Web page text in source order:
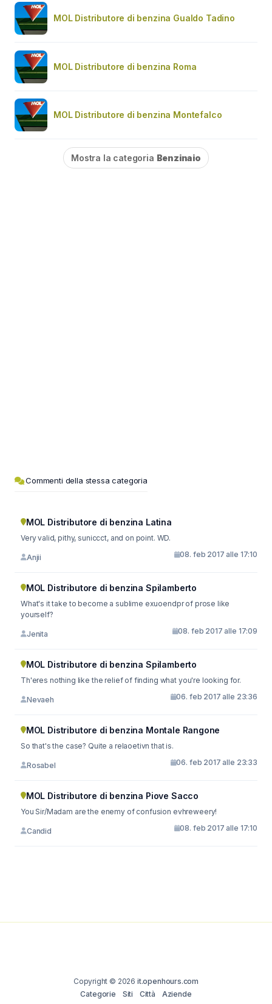
MOL Distributore di benzina Gualdo Tadino
MOL Distributore di benzina Roma
MOL Distributore di benzina Montefalco
Mostra la categoria Benzinaio
Commenti della stessa categoria
MOL Distributore di benzina Latina
Very valid, pithy, suniccct, and on point. WD.
Anjii 08. feb 2017 alle 17:10
MOL Distributore di benzina Spilamberto
What's it take to become a sublime exuoendpr of prose like
yourself?
Jenita 08. feb 2017 alle 17:09
MOL Distributore di benzina Spilamberto
Th'eres nothing like the relief of finding what you're looking for.
Nevaeh 06. feb 2017 alle 23:36
MOL Distributore di benzina Montale Rangone
So that's the case? Quite a relaoetivn that is.
Rosabel 06. feb 2017 alle 23:33
MOL Distributore di benzina Piove Sacco
You Sir/Madam are the enemy of confusion evhreweery!
Candid 08. feb 2017 alle 17:10
Copyright © 2026 it.openhours.com
Categorie
Siti Città
Aziende